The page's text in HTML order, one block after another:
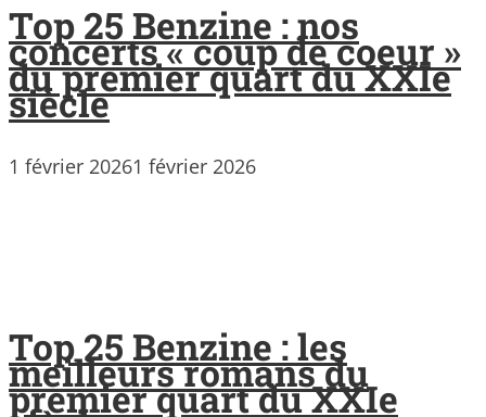
Top 25 Benzine : nos
concerts « coup de coeur »
du premier quart du XXIe
siècle
1 février 20261 février 2026
Top 25 Benzine : les
meilleurs romans du
premier quart du XXIe